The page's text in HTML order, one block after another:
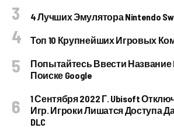
4 Лучших Эмулятора Nintendo
Топ 10 Крупнейших Игровых
Попытайтесь Ввести Название
Поиске Google
1 Сентября 2022 Г. Ubisoft
Игр. Игроки Лишатся Доступа
DLC